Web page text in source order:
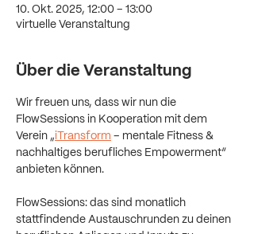
10. Okt. 2025, 12:00 – 13:00
virtuelle Veranstaltung
Über die Veranstaltung
Wir freuen uns, dass wir nun die
FlowSessions in Kooperation mit dem
Verein „iTransform – mentale Fitness &
nachhaltiges berufliches Empowerment“
anbieten können.
FlowSessions: das sind monatlich
stattfindende Austauschrunden zu deinen